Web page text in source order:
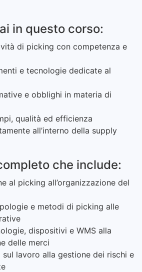
in questo corso:
di picking con competenza e
e tecnologie dedicate al
e obblighi in materia di
qualità ed efficienza
all’interno della supply
che include:
al picking all’organizzazione del
e metodi di picking alle
dispositivi e WMS alla
delle merci
sul lavoro alla gestione dei rischi e